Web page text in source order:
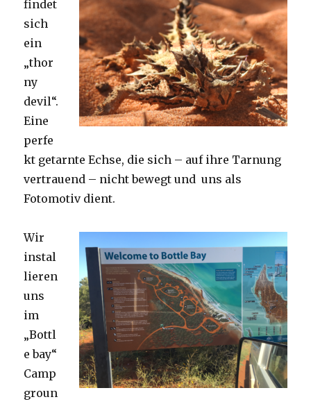
findet
sich
ein
„thor
ny
devil“.
Eine
perfe
kt getarnte Echse, die sich – auf ihre Tarnung
vertrauend – nicht bewegt und uns als
Fotomotiv dient.
Wir
instal
lieren
uns
im
„Bottl
e bay“
Camp
groun